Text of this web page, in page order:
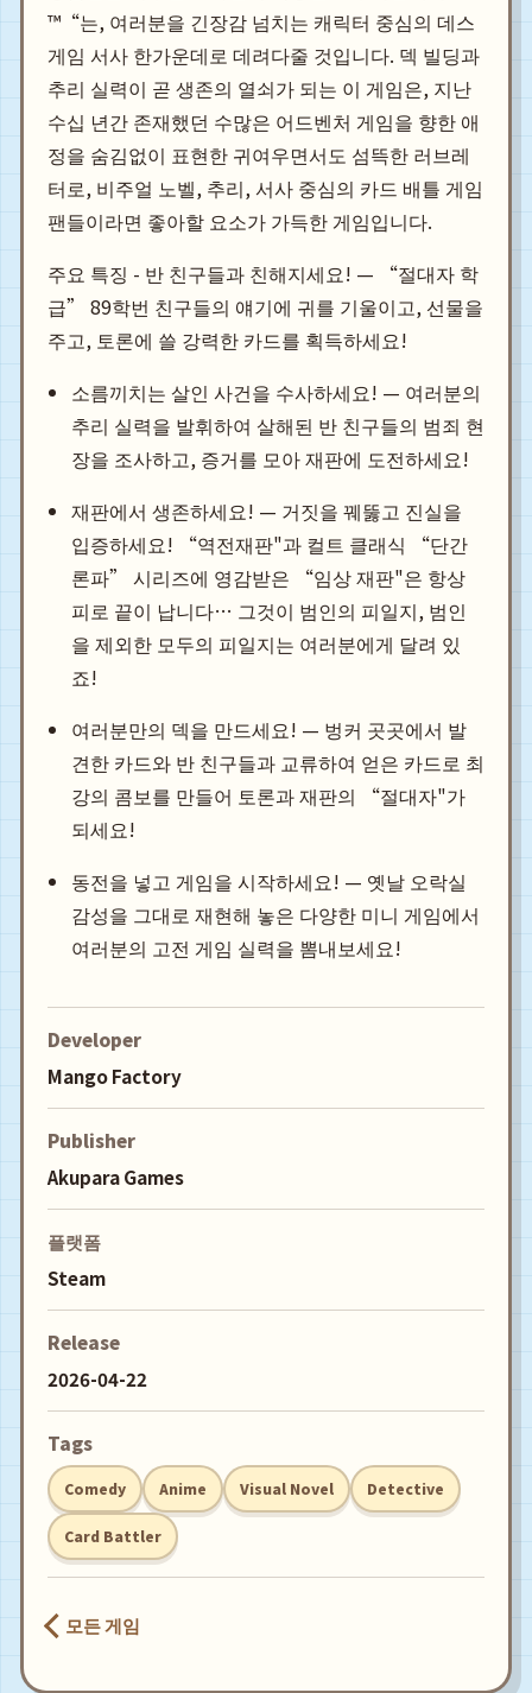
™“는, 여러분을 긴장감 넘치는 캐릭터 중심의 데스
게임 서사 한가운데로 데려다줄 것입니다. 덱 빌딩과
추리 실력이 곧 생존의 열쇠가 되는 이 게임은, 지난
수십 년간 존재했던 수많은 어드벤처 게임을 향한 애
정을 숨김없이 표현한 귀여우면서도 섬뜩한 러브레
터로, 비주얼 노벨, 추리, 서사 중심의 카드 배틀 게임
팬들이라면 좋아할 요소가 가득한 게임입니다.
주요 특징 - 반 친구들과 친해지세요! — “절대자 학
급” 89학번 친구들의 얘기에 귀를 기울이고, 선물을
주고, 토론에 쓸 강력한 카드를 획득하세요!
소름끼치는 살인 사건을 수사하세요! — 여러분의
추리 실력을 발휘하여 살해된 반 친구들의 범죄 현
장을 조사하고, 증거를 모아 재판에 도전하세요!
재판에서 생존하세요! — 거짓을 꿰뚫고 진실을
입증하세요! “역전재판"과 컬트 클래식 “단간
론파” 시리즈에 영감받은 “임상 재판"은 항상
피로 끝이 납니다… 그것이 범인의 피일지, 범인
을 제외한 모두의 피일지는 여러분에게 달려 있
죠!
여러분만의 덱을 만드세요! — 벙커 곳곳에서 발
견한 카드와 반 친구들과 교류하여 얻은 카드로 최
강의 콤보를 만들어 토론과 재판의 “절대자"가
되세요!
동전을 넣고 게임을 시작하세요! — 옛날 오락실
감성을 그대로 재현해 놓은 다양한 미니 게임에서
여러분의 고전 게임 실력을 뽐내보세요!
Developer
Mango Factory
Publisher
Akupara Games
플랫폼
Steam
Release
2026-04-22
Tags
Comedy Anime Visual Novel Detective
Card Battler
모든 게임